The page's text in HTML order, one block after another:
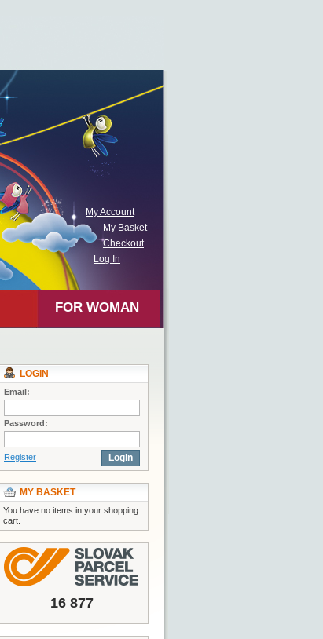
My Account
My Basket
Checkout
Log In
FOR WOMAN
LOGIN
Email:
Password:
Register Login
MY BASKET
You have no items in your shopping
cart.
16 877